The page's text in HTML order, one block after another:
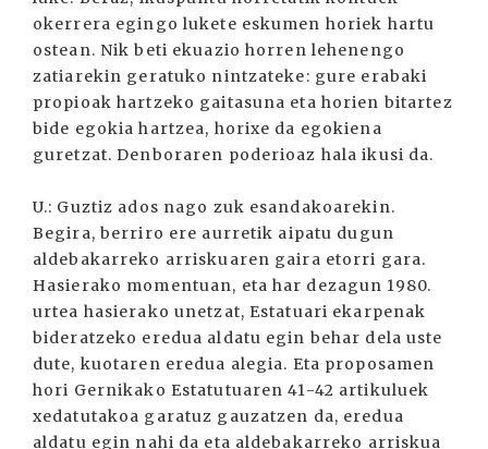
okerrera egingo lukete eskumen horiek hartu
ostean. Nik beti ekuazio horren lehenengo
zatiarekin geratuko nintzateke: gure erabaki
propioak hartzeko gaitasuna eta horien bitartez
bide egokia hartzea, horixe da egokiena
guretzat. Denboraren poderioaz hala ikusi da.
U.: Guztiz ados nago zuk esandakoarekin.
Begira, berriro ere aurretik aipatu dugun
aldebakarreko arriskuaren gaira etorri gara.
Hasierako momentuan, eta har dezagun 1980.
urtea hasierako unetzat, Estatuari ekarpenak
bideratzeko eredua aldatu egin behar dela uste
dute, kuotaren eredua alegia. Eta proposamen
hori Gernikako Estatutuaren 41-42 artikuluek
xedatutakoa garatuz gauzatzen da, eredua
aldatu egin nahi da eta aldebakarreko arriskua